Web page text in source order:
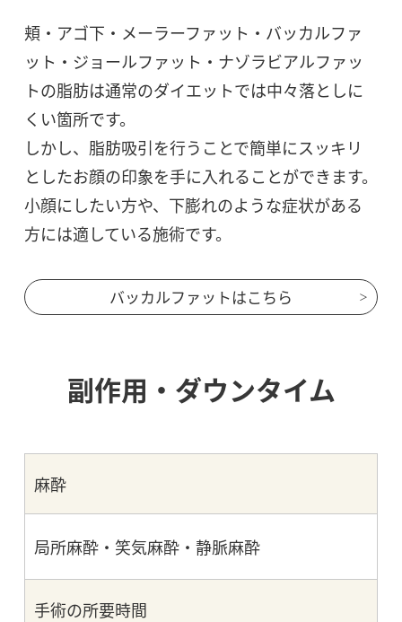
頬・アゴ下・メーラーファット・バッカルファ
ット・ジョールファット・ナゾラビアルファッ
トの脂肪は通常のダイエットでは中々落としに
くい箇所です。
しかし、脂肪吸引を行うことで簡単にスッキリ
としたお顔の印象を手に入れることができます。
小顔にしたい方や、下膨れのような症状がある
方には適している施術です。
バッカルファットはこちら
副作用・ダウンタイム
麻酔
局所麻酔・笑気麻酔・静脈麻酔
手術の所要時間